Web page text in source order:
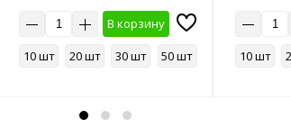
В корзину
10 шт
20 шт 30 шт 50 шт
10 шт